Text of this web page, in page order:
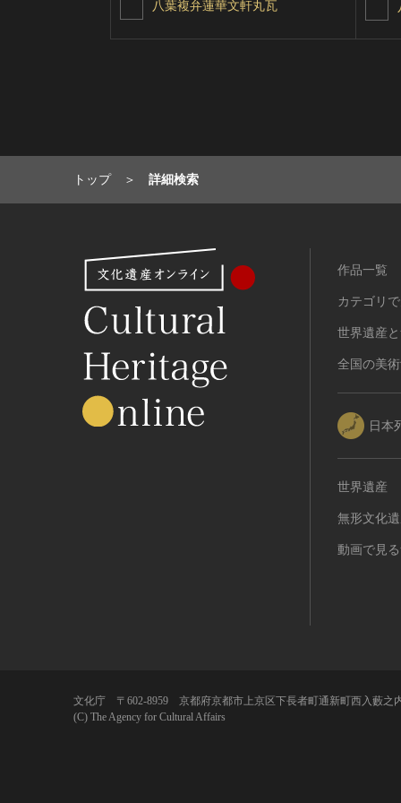
八葉複弁蓮華文軒丸瓦
トップ 詳細検索
作品一覧
カテゴリ
世界遺産
全国の美
日本
世界遺産
無形文化
動画で見
文化庁 〒602-8959 京都府京都市上京区下長者町通新町西入藪之
(C) The Agency for Cultural Affairs